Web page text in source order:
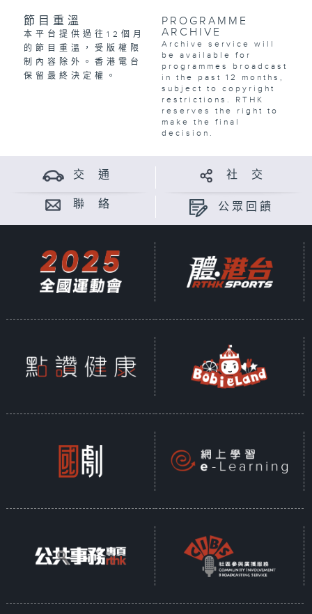
節目重溫
本平台提供過往12個月
的節目重溫，受版權限
制內容除外。香港電台
保留最終決定權。
PROGRAMME
ARCHIVE
Archive service will
be available for
programmes broadcast
in the past 12 months,
subject to copyright
restrictions. RTHK
reserves the right to
make the final
decision.
交 通 社 交
聯 絡 公眾回饋